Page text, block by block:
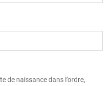
de naissance dans l’ordre,